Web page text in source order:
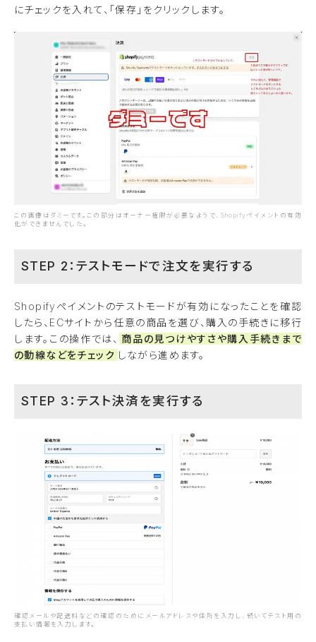
にチェックを入れて、「保存」をクリックします。
この画像はダミーです。この部分はオーナー権限が必要なようで、Shopifyペイメントの有効
化ができませんでした。
STEP 2：テストモードで注文を実行する
Shopifyペイメントのテストモードが有効になったことを確認
したら、ECサイトから任意の商品を選び、購入の手続きに移行
します。この操作では、 商品の見つけやすさや購入手続きまで
の動線などをチェック しながら進めます。
STEP 3：テスト決済を実行する
確認メールや配送料などの確認のためにメールアドレスや住所を入力し、続いてテスト用の
支払い情報を入力します。